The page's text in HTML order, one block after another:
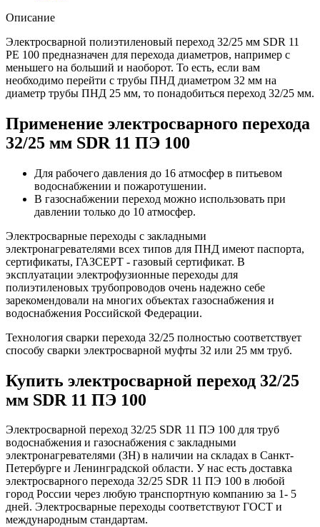
Описание
Электросварной полиэтиленовый переход 32/25 мм SDR 11
PE 100 предназначен для перехода диаметров, например с
меньшего на больший и наоборот. То есть, если вам
необходимо перейти с трубы ПНД диаметром 32 мм на
диаметр трубы ПНД 25 мм, то понадобиться переход 32/25 мм.
Применение электросварного перехода
32/25 мм SDR 11 ПЭ 100
Для рабочего давления до 16 атмосфер в питьевом
водоснабжении и пожаротушении.
В газоснабжении переход можно использовать при
давлении только до 10 атмосфер.
Электросварные переходы с закладными
электронагревателями всех типов для ПНД имеют паспорта,
сертификаты, ГАЗСЕРТ - газовый сертификат. В
эксплуатации электрофузионные переходы для
полиэтиленовых трубопроводов очень надежно себе
зарекомендовали на многих объектах газоснабжения и
водоснабжения Российской Федерации.
Технология сварки перехода 32/25 полностью соответствует
способу сварки электросварной муфты 32 или 25 мм труб.
Купить электросварной переход 32/25
мм SDR 11 ПЭ 100
Электросварной переход 32/25 SDR 11 ПЭ 100 для труб
водоснабжения и газоснабжения с закладными
электронагревателями (ЗН) в наличии на складах в Санкт-
Петербурге и Ленинградской области. У нас есть доставка
электросварного перехода 32/25 SDR 11 ПЭ 100 в любой
город России через любую транспортную компанию за 1- 5
дней. Электросварные переходы соответствуют ГОСТ и
международным стандартам.